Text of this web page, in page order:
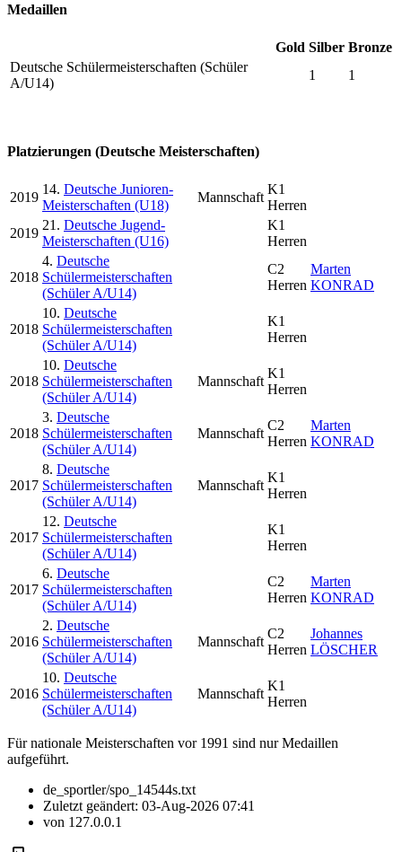
Medaillen
Gold Silber Bronze
Deutsche Schülermeisterschaften (Schüler
A/U14)
1 1
Platzierungen (Deutsche Meisterschaften)
2019
14. Deutsche Junioren-
Meisterschaften (U18)
Mannschaft
K1
Herren
2019
21. Deutsche Jugend-
Meisterschaften (U16)
K1
Herren
2018
4. Deutsche
Schülermeisterschaften
(Schüler A/U14)
C2
Herren
Marten
KONRAD
2018
10. Deutsche
Schülermeisterschaften
(Schüler A/U14)
K1
Herren
2018
10. Deutsche
Schülermeisterschaften
(Schüler A/U14)
Mannschaft
K1
Herren
2018
3. Deutsche
Schülermeisterschaften
(Schüler A/U14)
Mannschaft
C2
Herren
Marten
KONRAD
2017
8. Deutsche
Schülermeisterschaften
(Schüler A/U14)
Mannschaft
K1
Herren
2017
12. Deutsche
Schülermeisterschaften
(Schüler A/U14)
K1
Herren
2017
6. Deutsche
Schülermeisterschaften
(Schüler A/U14)
C2
Herren
Marten
KONRAD
2016
2. Deutsche
Schülermeisterschaften
(Schüler A/U14)
Mannschaft
C2
Herren
Johannes
LÖSCHER
2016
10. Deutsche
Schülermeisterschaften
(Schüler A/U14)
Mannschaft
K1
Herren
Für nationale Meisterschaften vor 1991 sind nur Medaillen
aufgeführt.
de_sportler/spo_14544s.txt
Zuletzt geändert: 03-Aug-2026 07:41
von 127.0.0.1